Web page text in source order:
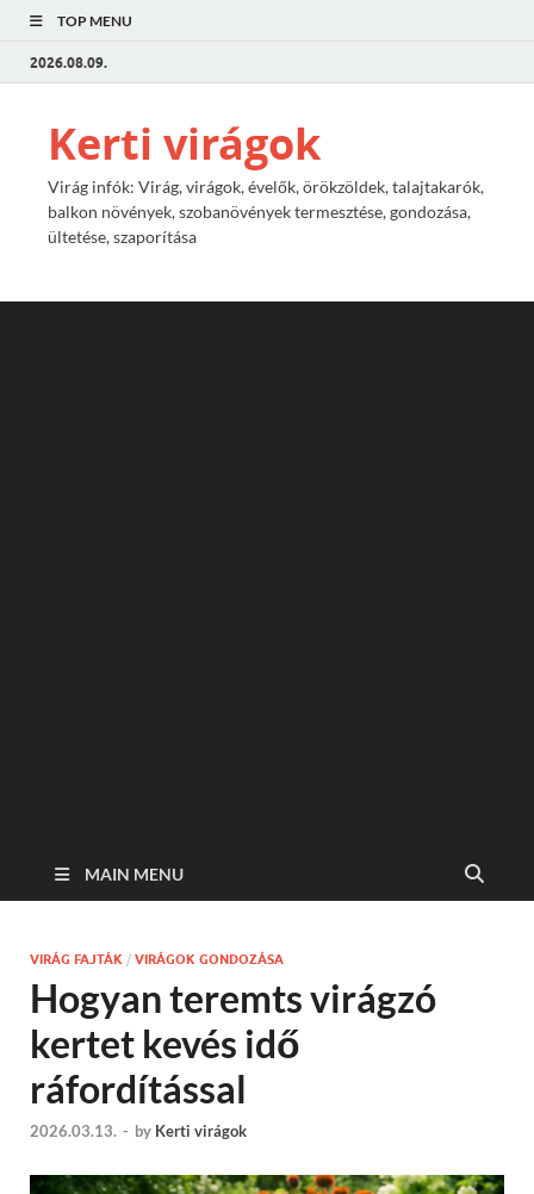
TOP MENU
2026.08.09.
Kerti virágok
Virág infók: Virág, virágok, évelők, örökzöldek, talajtakarók,
balkon növények, szobanövények termesztése, gondozása,
ültetése, szaporítása
MAIN MENU
VIRÁG FAJTÁK / VIRÁGOK GONDOZÁSA
Hogyan teremts virágzó
kertet kevés idő
ráfordítással
2026.03.13. - by Kerti virágok